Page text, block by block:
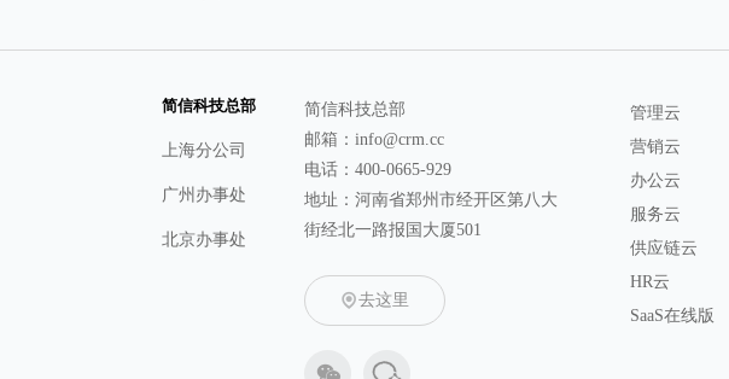
简信科技总部
上海分公司
广州办事处
北京办事处
简信科技总部
邮箱：info@crm.cc
电话：400-0665-929
地址：河南省郑州市经开区第八大
街经北一路报国大厦501
去这里
管理云
营销云
办公云
服务云
供应链云
HR云
SaaS在线版